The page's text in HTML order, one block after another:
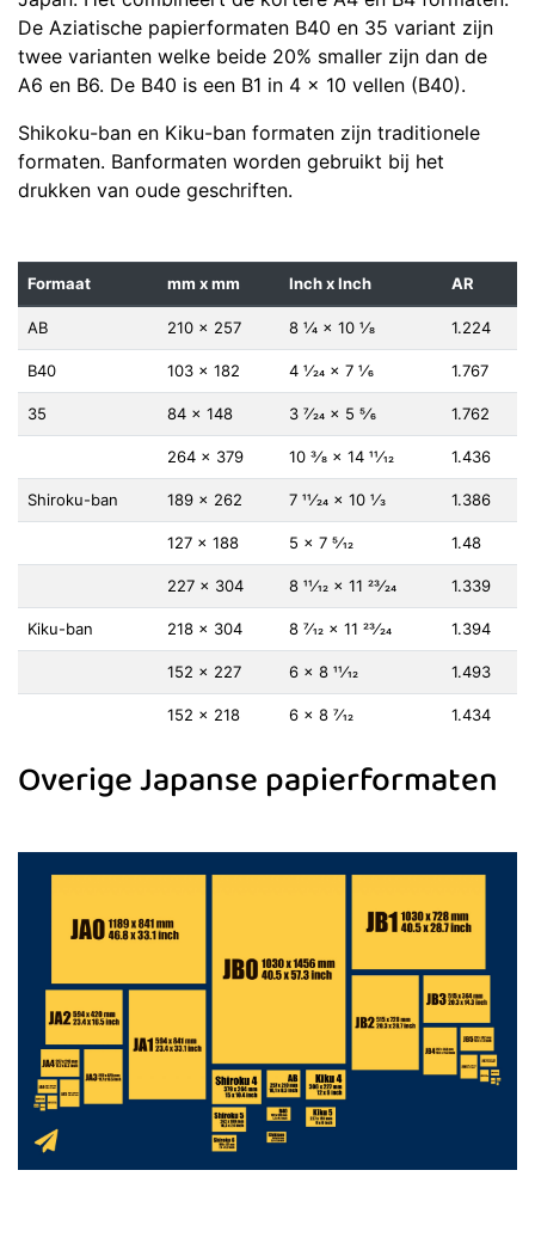
De Aziatische papierformaten B40 en 35 variant zijn
twee varianten welke beide 20% smaller zijn dan de
A6 en B6. De B40 is een B1 in 4 x 10 vellen (B40).
Shikoku-ban en Kiku-ban formaten zijn traditionele
formaten. Banformaten worden gebruikt bij het
drukken van oude geschriften.
Formaat mm x mm Inch x Inch AR
AB 210 × 257 8 1⁄4 × 10 1⁄8 1.224
B40 103 × 182 4 1⁄24 × 7 1⁄6 1.767
35 84 × 148 3 7⁄24 × 5 5⁄6 1.762
264 × 379 10 3⁄8 × 14 11⁄12 1.436
Shiroku-ban 189 × 262 7 11⁄24 × 10 1⁄3 1.386
127 × 188 5 × 7 5⁄12 1.48
227 × 304 8 11⁄12 × 11 23⁄24 1.339
Kiku-ban 218 × 304 8 7⁄12 × 11 23⁄24 1.394
152 × 227 6 × 8 11⁄12 1.493
152 × 218 6 × 8 7⁄12 1.434
Overige Japanse papierformaten